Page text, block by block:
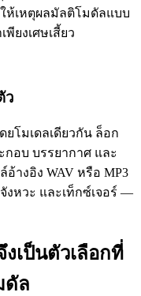
เหตุผลมัลติโมดัลแบบ
พียงเศษเสี้ยว
ว
โมเดลเดียวกัน ล็อก
กอบ บรรยากาศ และ
างอิง WAV หรือ MP3
งหวะ และเท็กซ์เจอร์ —
งเป็นตัวเลือกที่
ดัล